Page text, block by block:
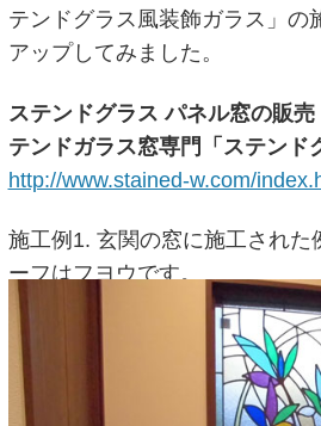
テンドグラス風装飾ガラス」の
アップしてみました。
ステンドグラス パネル窓の販
テンドガラス窓専門「ステンド
http://www.stained-w.com/
施工例1. 玄関の窓に施工された
ーフはフヨウです。